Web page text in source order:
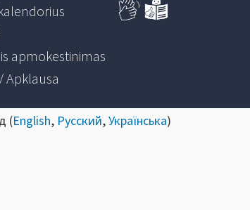
apmokestinimas
Apklausa
(English, Русский,Українська)